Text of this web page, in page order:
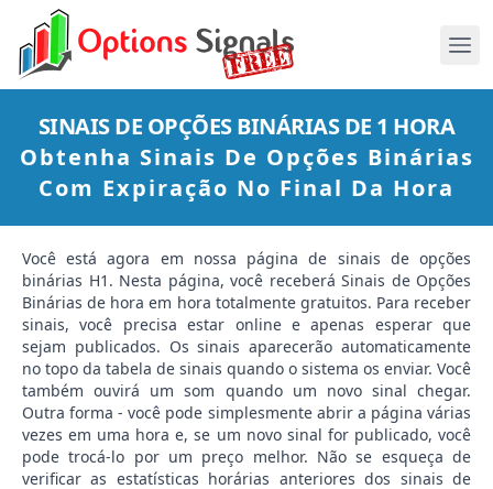
SINAIS DE OPÇÕES BINÁRIAS DE 1 HORA
Obtenha Sinais De Opções Binárias
Com Expiração No Final Da Hora
Você está agora em nossa página de sinais de opções
binárias H1. Nesta página, você receberá Sinais de Opções
Binárias de hora em hora totalmente gratuitos. Para receber
sinais, você precisa estar online e apenas esperar que
sejam publicados. Os sinais aparecerão automaticamente
no topo da tabela de sinais quando o sistema os enviar. Você
também ouvirá um som quando um novo sinal chegar.
Outra forma - você pode simplesmente abrir a página várias
vezes em uma hora e, se um novo sinal for publicado, você
pode trocá-lo por um preço melhor. Não se esqueça de
verificar as estatísticas horárias anteriores dos sinais de